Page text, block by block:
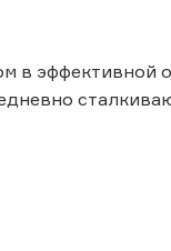
в эффективной